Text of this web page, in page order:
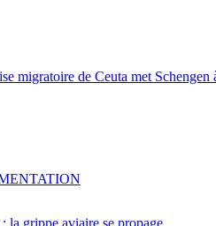
migratoire de Ceuta met Schengen